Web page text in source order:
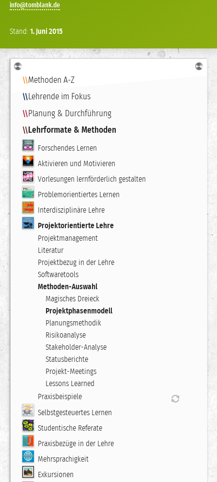
info
Stand: 1. Juni 2015
Navigation
Methoden A-Z
Lehrende im Fokus
Planung & Durchführung
Lehrformate & Methoden
Forschendes Lernen
Aktivieren und Motivieren
Vorlesungen lernförderlich gestalten
Problemorientiertes Lernen
Interdisziplinäre Lehre
Projektorientierte Lehre
Projektmanagement
Literatur
Projektbezug in der Lehre
Softwaretools
Methoden-Auswahl
Magisches Dreieck
Projektphasenmodell
Planungsmethodik
Risikoanalyse
Stakeholder-Analyse
Statusberichte
Projekt-Meetings
Lessons Learned
Praxisbeispiele
Selbstgesteuertes Lernen
Studentische Referate
Praxisbezüge in der Lehre
Mehrsprachigkeit
Exkursionen